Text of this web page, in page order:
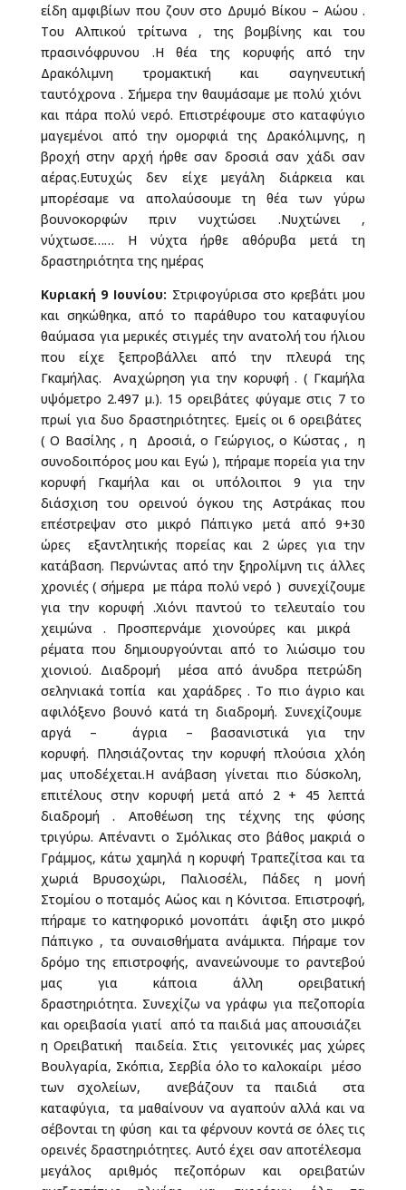
είδη αμφιβίων που ζουν στο Δρυμό Βίκου – Αώου .
Του Αλπικού τρίτωνα , της βομβίνης και του
πρασινόφρυνου .Η θέα της κορυφής από την
Δρακόλιμνη τρομακτική και σαγηνευτική
ταυτόχρονα . Σήμερα την θαυμάσαμε με πολύ χιόνι
και πάρα πολύ νερό. Επιστρέφουμε στο καταφύγιο
μαγεμένοι από την ομορφιά της Δρακόλιμνης, η
βροχή στην αρχή ήρθε σαν δροσιά σαν χάδι σαν
αέρας.Ευτυχώς δεν είχε μεγάλη διάρκεια και
μπορέσαμε να απολαύσουμε τη θέα των γύρω
βουνοκορφών πριν νυχτώσει .Νυχτώνει ,
νύχτωσε…… Η νύχτα ήρθε αθόρυβα μετά τη
δραστηριότητα της ημέρας
Κυριακή 9 Ιουνίου: Στριφογύρισα στο κρεβάτι μου
και σηκώθηκα, από το παράθυρο του καταφυγίου
θαύμασα για μερικές στιγμές την ανατολή του ήλιου
που είχε ξεπροβάλλει από την πλευρά της
Γκαμήλας. Αναχώρηση για την κορυφή . ( Γκαμήλα
υψόμετρο 2.497 μ.). 15 ορειβάτες φύγαμε στις 7 το
πρωί για δυο δραστηριότητες. Εμείς οι 6 ορειβάτες
( Ο Βασίλης , η Δροσιά, ο Γεώργιος, ο Κώστας , η
συνοδοιπόρος μου και Εγώ ), πήραμε πορεία για την
κορυφή Γκαμήλα και οι υπόλοιποι 9 για την
διάσχιση του ορεινού όγκου της Αστράκας που
επέστρεψαν στο μικρό Πάπιγκο μετά από 9+30
ώρες εξαντλητικής πορείας και 2 ώρες για την
κατάβαση. Περνώντας από την ξηρολίμνη τις άλλες
χρονιές ( σήμερα με πάρα πολύ νερό ) συνεχίζουμε
για την κορυφή .Χιόνι παντού το τελευταίο του
χειμώνα . Προσπερνάμε χιονούρες και μικρά
ρέματα που δημιουργούνται από το λιώσιμο του
χιονιού. Διαδρομή μέσα από άνυδρα πετρώδη
σεληνιακά τοπία και χαράδρες . Το πιο άγριο και
αφιλόξενο βουνό κατά τη διαδρομή. Συνεχίζουμε
αργά – άγρια – βασανιστικά για την
κορυφή. Πλησιάζοντας την κορυφή πλούσια χλόη
μας υποδέχεται.Η ανάβαση γίνεται πιο δύσκολη,
επιτέλους στην κορυφή μετά από 2 + 45 λεπτά
διαδρομή . Αποθέωση της τέχνης της φύσης
τριγύρω. Απέναντι ο Σμόλικας στο βάθος μακριά ο
Γράμμος, κάτω χαμηλά η κορυφή Τραπεζίτσα και τα
χωριά Βρυσοχώρι, Παλιοσέλι, Πάδες η μονή
Στομίου ο ποταμός Αώος και η Κόνιτσα. Επιστροφή,
πήραμε το κατηφορικό μονοπάτι άφιξη στο μικρό
Πάπιγκο , τα συναισθήματα ανάμικτα. Πήραμε τον
δρόμο της επιστροφής, ανανεώνουμε το ραντεβού
μας για κάποια άλλη ορειβατική
δραστηριότητα. Συνεχίζω να γράφω για πεζοπορία
και ορειβασία γιατί από τα παιδιά μας απουσιάζει
η Ορειβατική παιδεία. Στις γειτονικές μας χώρες
Βουλγαρία, Σκόπια, Σερβία όλο το καλοκαίρι μέσο
των σχολείων, ανεβάζουν τα παιδιά στα
καταφύγια, τα μαθαίνουν να αγαπούν αλλά και να
σέβονται τη φύση και τα φέρνουν κοντά σε όλες τις
ορεινές δραστηριότητες. Αυτό έχει σαν αποτέλεσμα
μεγάλος αριθμός πεζοπόρων και ορειβατών